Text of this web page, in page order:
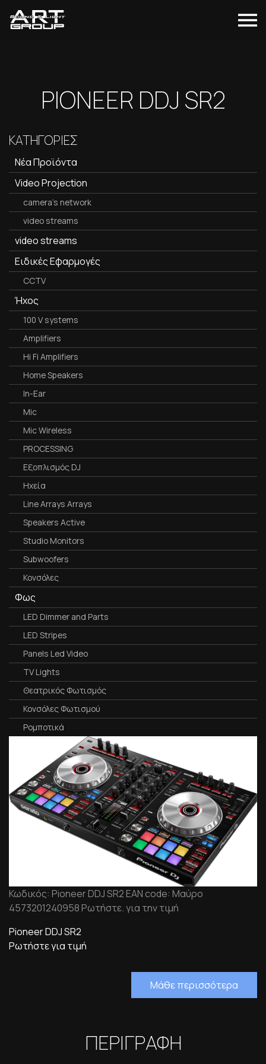
PIONEER DDJ SR2
ΚΑΤΗΓΟΡΙΕΣ
Νέα Προϊόντα
Video Projection
camera's network
video streams
video streams
Ειδικές Εφαρμογές
CCTV
Ήχος
100 V systems
Amplifiers
Hi Fi Amplifiers
Home Speakers
In-Ear
Mic
Mic Wireless
PROCESSING
Εξοπλισμός DJ
Ηχεία
Line Arrays Arrays
Speakers Active
Studio Monitors
Subwoofers
Κονσόλες
Φως
LED Dimmer and Parts
LED Stripes
Panels Led Video
TV Lights
Θεατρικός Φωτισμός
Κονσόλες Φωτισμού
Ρομποτικά
Κωδικός: Pioneer DDJ SR2 EAN code: Μαύρο
4573201240958 Ρωτήστε. για την τιμή
Pioneer DDJ SR2
Ρωτήστε για τιμή
Μάθε περισσότερα
ΠΕΡΙΓΡΑΦΗ